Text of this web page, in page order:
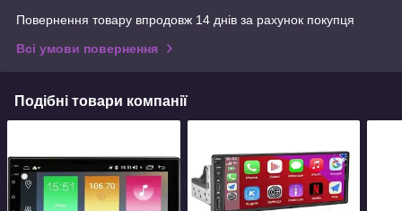
Повернення товару впродовж 14 днів за рахунок покупця
Всі умови повернення
Подібні товари компанії